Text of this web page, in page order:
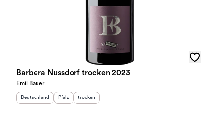
Barbera Nussdorf trocken 2023
Emil Bauer
Herkunftsland
Deutschland Herkunftsregion
Pfalz Geschmack
trocken